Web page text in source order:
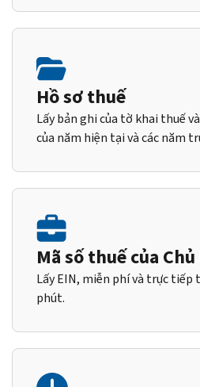
Hồ sơ thuế
Lấy bản ghi của tờ khai thuế
của năm hiện tại và các năm
Mã số thuế của
Lấy EIN, miễn phí và trực tiếp
phút.